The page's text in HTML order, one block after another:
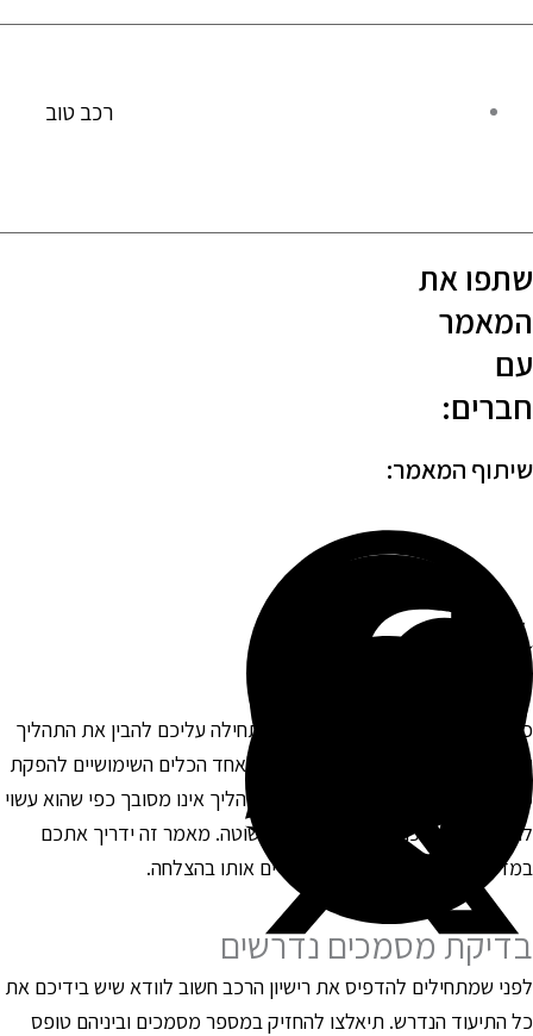
רכב טוב
את
המאמר:
להדפיס את רישיון הרכב שלכם תחילה עליכם להבין את התהליך
הנדרשים. המדפסת הפכה לאחד הכלים השימושיים להפקת
רשמיים כמו רישיון הרכב. התהליך אינו מסובך כפי שהוא עשוי
והוא כולל סדרת צעדים פשוטה. מאמר זה ידריך אתכם
איך להתחיל בתהליך ולסיים אותו בהצלחה.
מסמכים נדרשים
שמתחילים להדפיס את רישיון הרכב חשוב לוודא שיש בידיכם את
התיעוד הנדרש. תיאלצו להחזיק במספר מסמכים וביניהם טופס